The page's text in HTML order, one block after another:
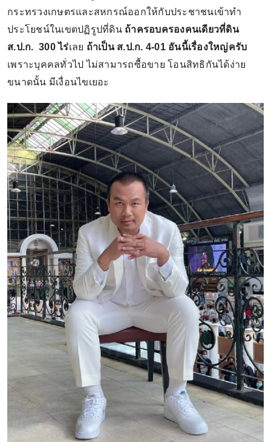
กระทรวงเกษตรและสหกรณ์ออกให้กับประชาชนเข้าทำ
ประโยชน์ในเขตปฏิรูปที่ดิน ถ้าครอบครองคนเดียวที่ดิน
ส.ป.ก. 300 ไร่เลย ถ้าเป็น ส.ป.ก. 4-01 อันนี้เรื่องใหญ่ครับ
เพราะบุคคลทั่วไป ไม่สามารถซื้อขาย โอนสิทธิกันได้ง่าย
ขนาดนั้น มีเงื่อนไขเยอะ